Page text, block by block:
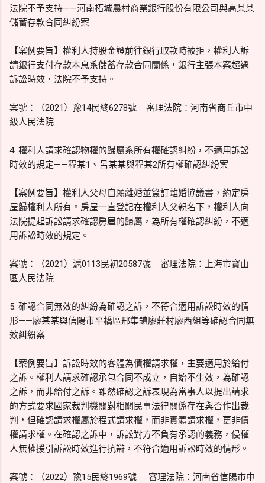
法院不予支持——河南柘城農村商業銀行股份有限公司與高某某
儲蓄存款合同糾紛案
【案例要旨】權利人持股金證前往銀行取款時被拒，權利人訴
請銀行支付存款本息系儲蓄存款合同關係，銀行主張本案超過
訴訟時效，法院不予支持。
案號：（2021）豫14民終6278號 審理法院：河南省商丘市中
級人民法院
4. 權利人請求確認物權的歸屬系所有權確認糾紛，不適用訴訟
時效的規定——程某1、呂某某與程某2所有權確認糾紛案
【案例要旨】權利人父母自願離婚並簽訂離婚協議書，約定房
屋歸權利人所有。房屋一直登記在權利人父親名下，權利人向
法院提起訴訟請求確認房屋的歸屬，為所有權確認糾紛，不適
用訴訟時效的規定。
案號：（2021）滬0113民初20587號 審理法院：上海市寶山
區人民法院
5. 確認合同無效的糾紛為確認之訴，不符合適用訴訟時效的情
形——廖某某與信陽市平橋區邢集鎮廖莊村廖西組等確認合同無
效糾紛案
【案例要旨】訴訟時效的客體為債權請求權，主要適用於給付
之訴。權利人請求確認承包合同不成立，自始不生效，為確認
之訴，而非給付之訴。雖然確認之訴表現為當事人以提出請求
的方式要求國家裁判機關對相關民事法律關係存在與否作出裁
判，但確認請求權屬於程式請求權，而非實體請求權，更非債
權請求權。在確認之訴中，訴訟對方不負有承認的義務，侵權
人無權援引訴訟時效進行抗辯，不符合適用訴訟時效的情形。
案號：（2022）豫15民終1969號 審理法院：河南省信陽市中